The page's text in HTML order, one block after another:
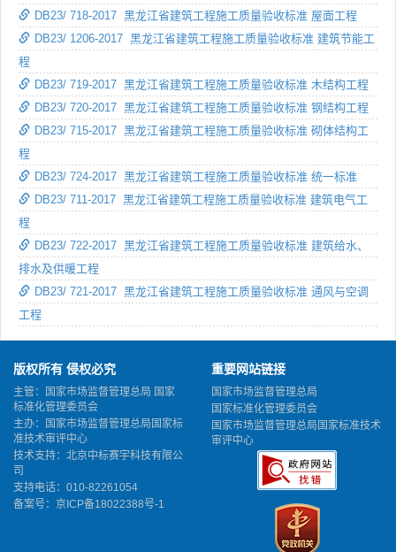
DB23/ 718-2017 黑龙江省建筑工程施工质量验收标准 屋面工程
DB23/ 1206-2017 黑龙江省建筑工程施工质量验收标准 建筑节能工
程
DB23/ 719-2017 黑龙江省建筑工程施工质量验收标准 木结构工程
DB23/ 720-2017 黑龙江省建筑工程施工质量验收标准 钢结构工程
DB23/ 715-2017 黑龙江省建筑工程施工质量验收标准 砌体结构工
程
DB23/ 724-2017 黑龙江省建筑工程施工质量验收标准 统一标准
DB23/ 711-2017 黑龙江省建筑工程施工质量验收标准 建筑电气工
程
DB23/ 722-2017 黑龙江省建筑工程施工质量验收标准 建筑给水、
排水及供暖工程
DB23/ 721-2017 黑龙江省建筑工程施工质量验收标准 通风与空调
工程
版权所有 侵权必究
主管：国家市场监督管理总局 国家
标准化管理委员会
主办：国家市场监督管理总局国家标
准技术审评中心
技术支持：北京中标赛宇科技有限公
司
支持电话：010-82261054
备案号： 京ICP备18022388号-1
重要网站链接
国家市场监督管理总局
国家标准化管理委员会
国家市场监督管理总局国家标准技术
审评中心